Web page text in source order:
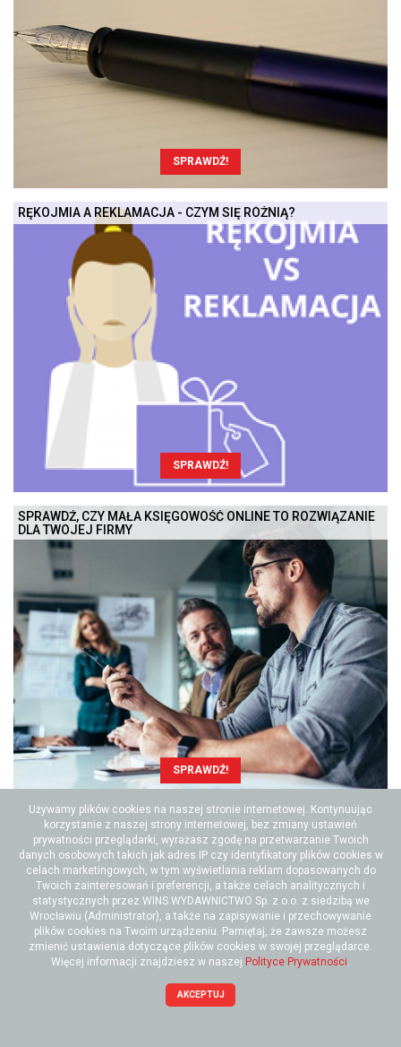
SPRAWDŹ!
RĘKOJMIA A REKLAMACJA - CZYM SIĘ RÓŻNIĄ?
SPRAWDŹ!
SPRAWDŹ, CZY MAŁA KSIĘGOWOŚĆ ONLINE TO ROZWIĄZANIE
DLA TWOJEJ FIRMY
SPRAWDŹ!
POLECANE
Używamy plików cookies na naszej stronie internetowej. Kontynuując
korzystanie z naszej strony internetowej, bez zmiany ustawień
prywatności przeglądarki, wyrażasz zgodę na przetwarzanie Twoich
danych osobowych takich jak adres IP czy identyfikatory plików cookies w
celach marketingowych, w tym wyświetlania reklam dopasowanych do
Twoich zainteresowań i preferencji, a także celach analitycznych i
statystycznych przez WINS WYDAWNICTWO Sp. z o.o. z siedzibą we
Wrocławiu (Administrator), a także na zapisywanie i przechowywanie
plików cookies na Twoim urządzeniu. Pamiętaj, że zawsze możesz
zmienić ustawienia dotyczące plików cookies w swojej przeglądarce.
Więcej informacji znajdziesz w naszej Polityce Prywatności.
AKCEPTUJ